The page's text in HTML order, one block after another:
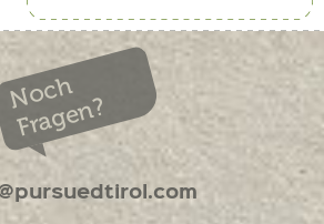
Noch
Fragen?